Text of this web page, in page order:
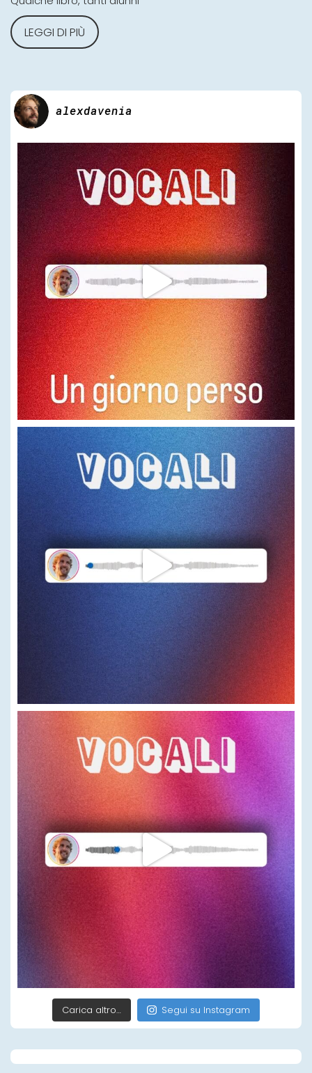
LEGGI DI PIÙ
alexdavenia
Carica altro… Segui su Instagram